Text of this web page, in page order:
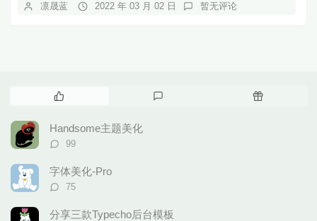
凛晟蓝 2022 年 03 月 02 日 暂无评论
热
文
章
随
Handsome主题美化
评
数：
99
字体美化-Pro
评
数：
75
分享三款Typecho后台模板